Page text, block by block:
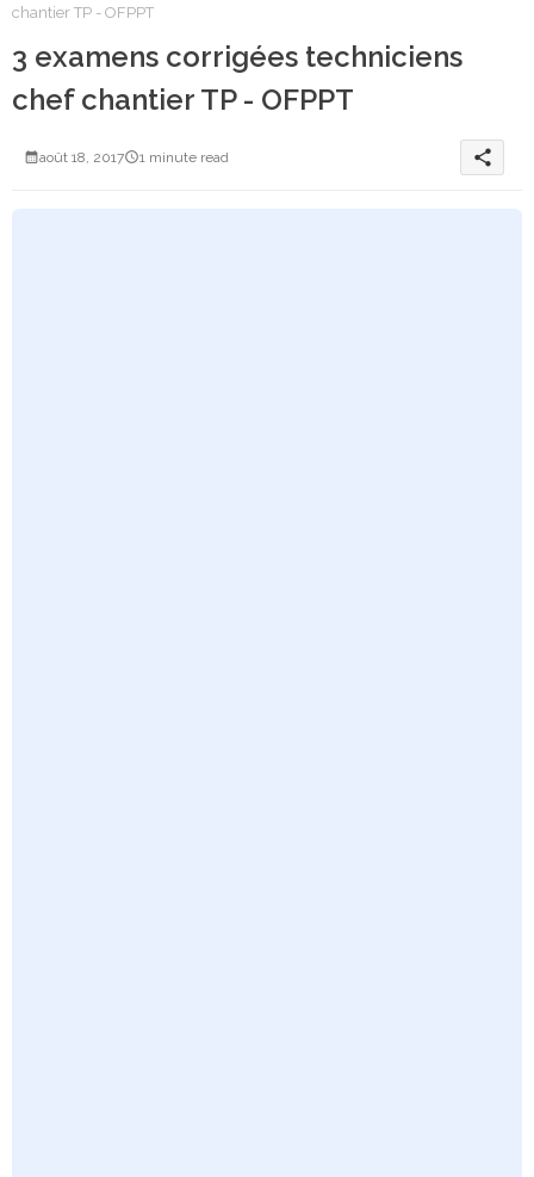
chantier TP - OFPPT
3 examens corrigées techniciens
chef chantier TP - OFPPT
août 18, 2017 1 minute read share